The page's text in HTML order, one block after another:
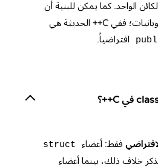
الواحد. كما يمكن للبنية أن
تحتوي على دوال أعضاء وبانيات؛ ففي C++ الحديثة هي
افتراضياً.
فقط: أعضاء struct
خلاف ذلك، بينما أعضاء